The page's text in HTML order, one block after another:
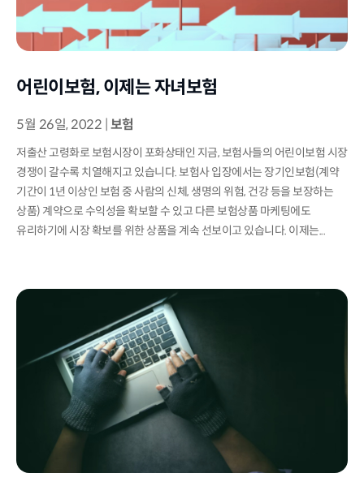
어린이보험, 이제는 자녀보험
5월 26일, 2022 |보험
저출산 고령화로 보험시장이 포화상태인 지금, 보험사들의 어린이보험 시장
경쟁이 갈수록 치열해지고 있습니다. 보험사 입장에서는 장기인보험(계약
기간이 1년 이상인 보험 중 사람의 신체, 생명의 위험, 건강 등을 보장하는
상품) 계약으로 수익성을 확보할 수 있고 다른 보험상품 마케팅에도
유리하기에 시장 확보를 위한 상품을 계속 선보이고 있습니다. 이제는...